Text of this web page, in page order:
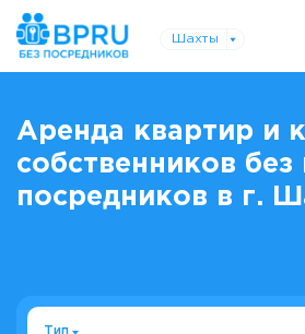
Шахты
Аренда квартир и
собственников
посредников в г.
Тип